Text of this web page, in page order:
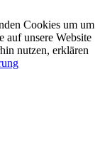
Cookies um um
auf unsere Website
nutzen, erklären